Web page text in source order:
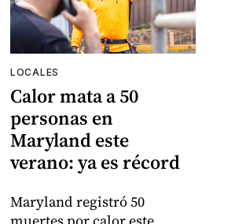
LOCALES
Calor mata a 50
personas en
Maryland este
verano: ya es récord
Maryland registró 50